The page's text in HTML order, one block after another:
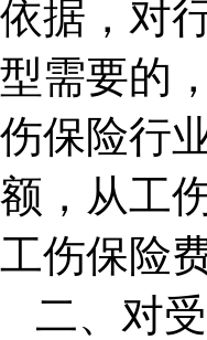
依据，对
型需要的
伤保险行
额，从工
工伤保险
二、对